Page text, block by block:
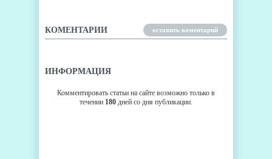
КОМЕНТАРИИ оставить коментарий
ИНФОРМАЦИЯ
Комментировать статьи на сайте возможно только в
течении 180 дней со дня публикации.